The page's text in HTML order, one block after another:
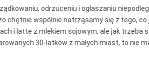
odrzuceniu i ogłaszaniu
chętnie wspólnie natrząsamy się z tego, co
i latte z mlekiem sojowym, ale jak trzeba
30-latków z małych miast, to nie